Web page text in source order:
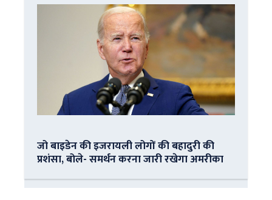
जो बाइडेन की इजरायली लोगों की बहादुरी की
प्रशंसा, बोले- समर्थन करना जारी रखेगा अमरीका